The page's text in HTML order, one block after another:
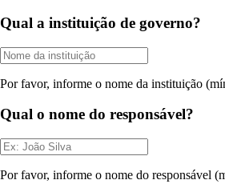
Qual a instituição de governo?
Por favor, informe o nome da instituição
Qual o nome do responsável?
Por favor, informe o nome do responsável